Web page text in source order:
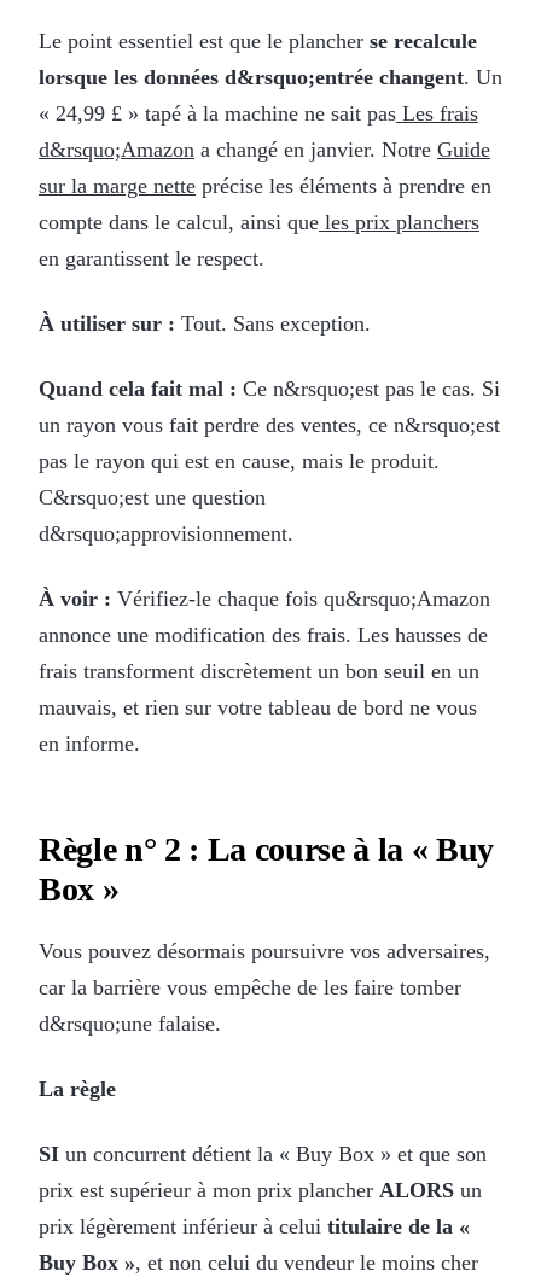
Le point essentiel est que le plancher se recalcule
lorsque les données d&rsquo;entrée changent. Un
« 24,99 £ » tapé à la machine ne sait pas Les frais
d&rsquo;Amazon a changé en janvier. Notre Guide
sur la marge nette précise les éléments à prendre en
compte dans le calcul, ainsi que les prix planchers
en garantissent le respect.
À utiliser sur : Tout. Sans exception.
Quand cela fait mal : Ce n&rsquo;est pas le cas. Si
un rayon vous fait perdre des ventes, ce n&rsquo;est
pas le rayon qui est en cause, mais le produit.
C&rsquo;est une question
d&rsquo;approvisionnement.
À voir : Vérifiez-le chaque fois qu&rsquo;Amazon
annonce une modification des frais. Les hausses de
frais transforment discrètement un bon seuil en un
mauvais, et rien sur votre tableau de bord ne vous
en informe.
Règle n° 2 : La course à la « Buy
Box »
Vous pouvez désormais poursuivre vos adversaires,
car la barrière vous empêche de les faire tomber
d&rsquo;une falaise.
La règle
SI un concurrent détient la « Buy Box » et que son
prix est supérieur à mon prix plancher ALORS un
prix légèrement inférieur à celui titulaire de la «
Buy Box », et non celui du vendeur le moins cher